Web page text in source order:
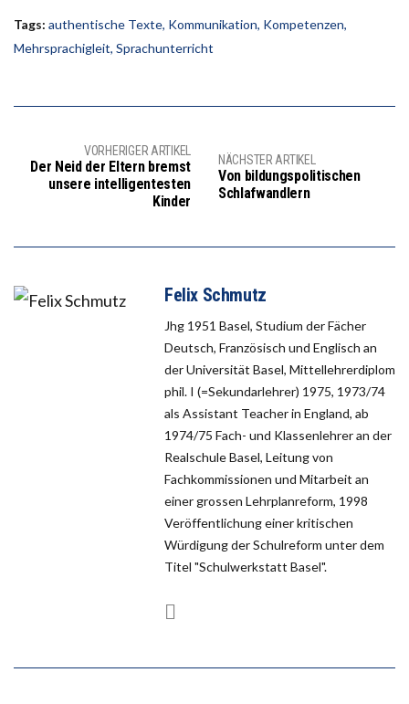
Tags: authentische Texte, Kommunikation, Kompetenzen,
Mehrsprachigleit, Sprachunterricht
VORHERIGER ARTIKEL
Der Neid der Eltern bremst
unsere intelligentesten
Kinder
NÄCHSTER ARTIKEL
Von bildungspolitischen
Schlafwandlern
Felix Schmutz
Jhg 1951 Basel, Studium der Fächer
Deutsch, Französisch und Englisch an
der Universität Basel, Mittellehrerdiplom
phil. I (=Sekundarlehrer) 1975, 1973/74
als Assistant Teacher in England, ab
1974/75 Fach- und Klassenlehrer an der
Realschule Basel, Leitung von
Fachkommissionen und Mitarbeit an
einer grossen Lehrplanreform, 1998
Veröffentlichung einer kritischen
Würdigung der Schulreform unter dem
Titel "Schulwerkstatt Basel".